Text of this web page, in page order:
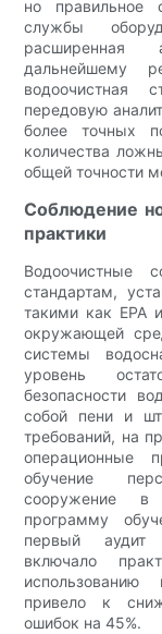
но правильное
службы
расширенная
дальнейшему
водоочистная
передовую
более точных
количества
общей точности
Соблюдение
практики
Водоочистные
стандартам,
такими как EPA
окружающей
системы
уровень
безопасности
собой пени и
требований, на
операционные
обучение
сооружение в
программу
первый аудит
включало
привело к
ошибок на 45%.